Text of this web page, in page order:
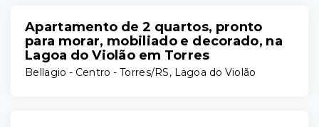
Apartamento de 2 quartos, pronto
para morar, mobiliado e decorado, na
Lagoa do Violão em Torres
Bellagio - Centro - Torres/RS, Lagoa do Violão